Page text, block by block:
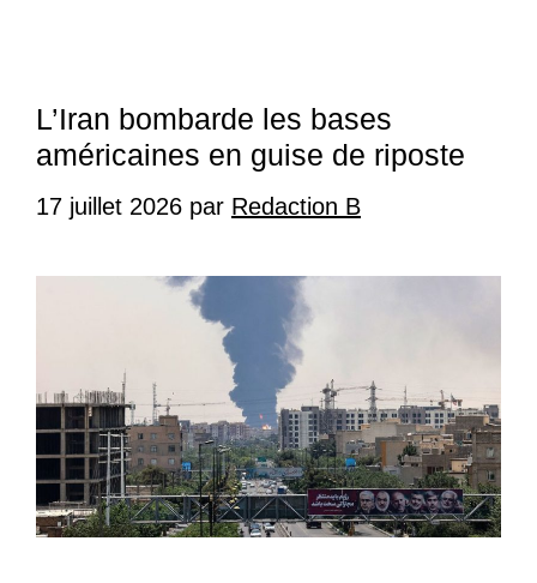
L’Iran bombarde les bases
américaines en guise de riposte
17 juillet 2026 par Redaction B